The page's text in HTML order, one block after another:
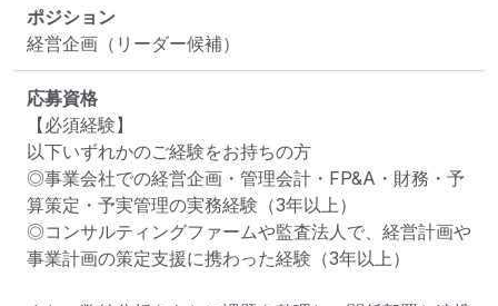
ポジション
経営企画（リーダー候補）
応募資格
【必須経験】
以下いずれかのご経験をお持ちの方
◎事業会社での経営企画・管理会計・FP&A・財務・予
算策定・予実管理の実務経験（3年以上）
◎コンサルティングファームや監査法人で、経営計画や
事業計画の策定支援に携わった経験（3年以上）